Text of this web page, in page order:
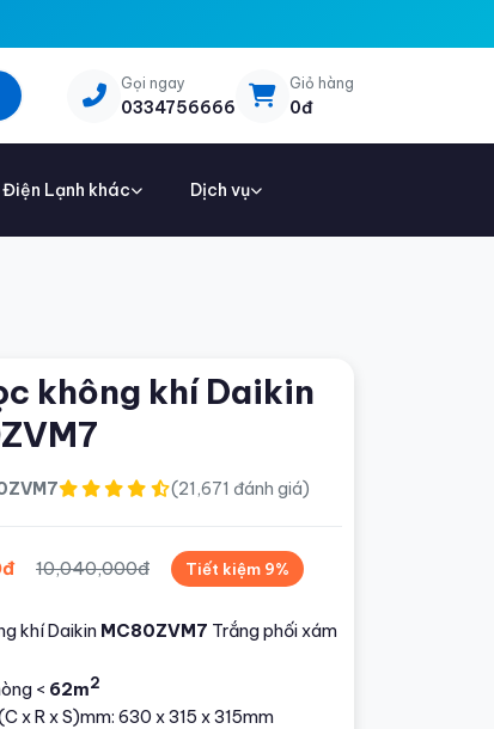
Gọi ngay
0334756666
Giỏ hàng
0đ
Điện Lạnh khác Dịch vụ
không khí Daikin
(21,671 đánh giá)
10,040,000đ Tiết kiệm 9%
khí Daikin MC80ZVM7 Trắng phối xám
< 62m2
x R x S)mm: 630 x 315 x 315mm